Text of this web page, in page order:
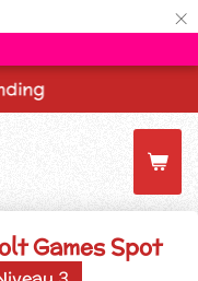
×
Games Spot